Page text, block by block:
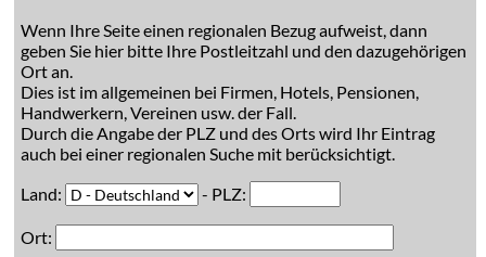
Wenn Ihre Seite einen regionalen Bezug aufweist, dann
geben Sie hier bitte Ihre Postleitzahl und den dazugehörigen
Ort an.
Dies ist im allgemeinen bei Firmen, Hotels, Pensionen,
Handwerkern, Vereinen usw. der Fall.
Durch die Angabe der PLZ und des Orts wird Ihr Eintrag
auch bei einer regionalen Suche mit berücksichtigt.
Land:
- PLZ:
Ort: